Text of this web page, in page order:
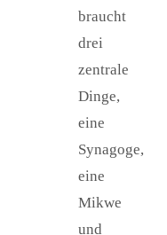
braucht
drei
zentrale
Dinge,
eine
Synagoge,
eine
Mikwe
und